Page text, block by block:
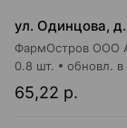
ул. Одинцова,
ФармОстров ООО
65,22 р.
0.8 шт. обновл. в